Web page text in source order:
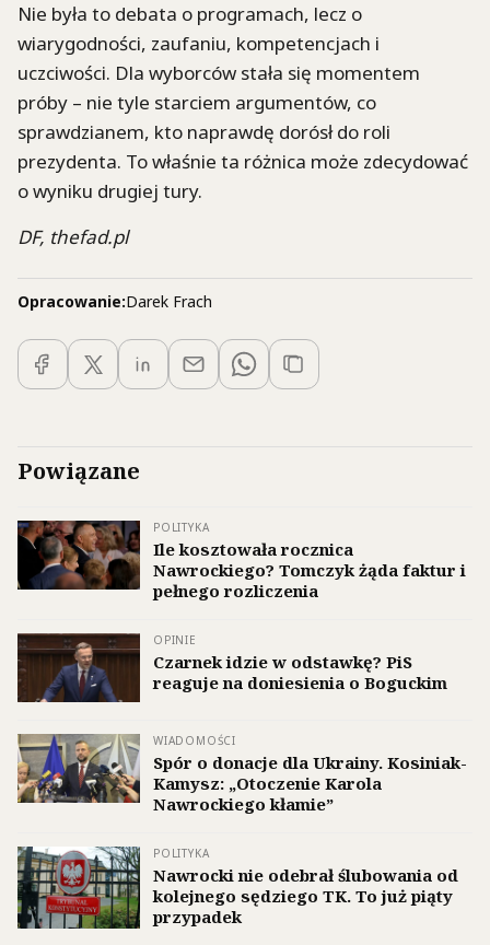
Nie była to debata o programach, lecz o
wiarygodności, zaufaniu, kompetencjach i
uczciwości. Dla wyborców stała się momentem
próby – nie tyle starciem argumentów, co
sprawdzianem, kto naprawdę dorósł do roli
prezydenta. To właśnie ta różnica może zdecydować
o wyniku drugiej tury.
DF, thefad.pl
Opracowanie:Darek Frach
Powiązane
POLITYKA
Ile kosztowała rocznica
Nawrockiego? Tomczyk żąda faktur i
pełnego rozliczenia
OPINIE
Czarnek idzie w odstawkę? PiS
reaguje na doniesienia o Boguckim
WIADOMOŚCI
Spór o donacje dla Ukrainy. Kosiniak-
Kamysz: „Otoczenie Karola
Nawrockiego kłamie”
POLITYKA
Nawrocki nie odebrał ślubowania od
kolejnego sędziego TK. To już piąty
przypadek